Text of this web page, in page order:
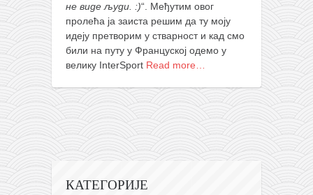
снимци наступа
галерија клуба
чланарина
бесплатна е-књига
термини тренинга
моја прича
моја прича
не виде људи. :)“. Међутим овог
пролећа ја заиста решим да ту моју
идеју претворим у стварност и кад смо
били на путу у Француској одемо у
велику InterSport Read more…
КАТЕГОРИЈЕ